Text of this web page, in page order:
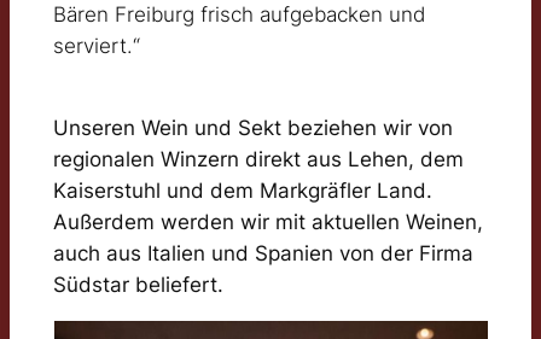
Bären Freiburg frisch aufgebacken und
serviert.“
Unseren Wein und Sekt beziehen wir von
regionalen Winzern direkt aus Lehen, dem
Kaiserstuhl und dem Markgräfler Land.
Außerdem werden wir mit aktuellen Weinen,
auch aus Italien und Spanien von der Firma
Südstar beliefert.